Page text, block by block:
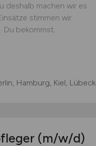
deshalb machen wir es
stimmen wir
bekommst...
Hamburg, Kiel, Lübeck
(m/w/d)